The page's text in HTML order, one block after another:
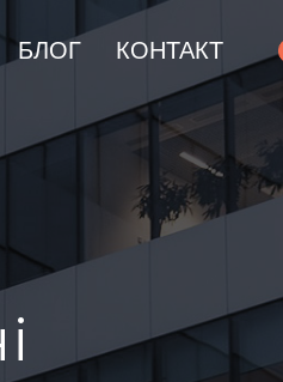
БЛОГ КОНТАКТ